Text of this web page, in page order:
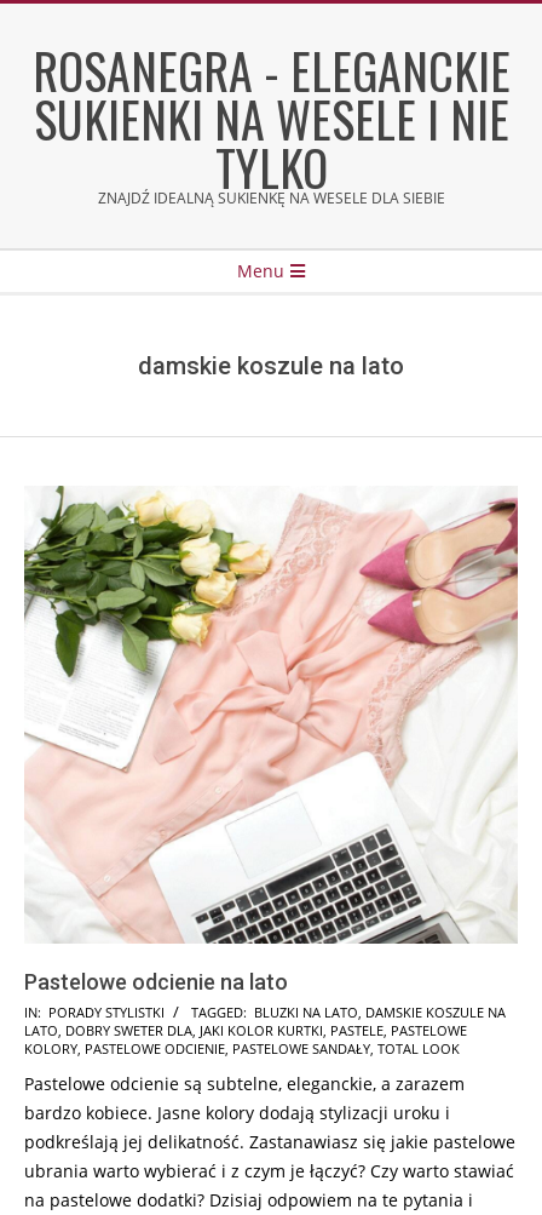
contentROSANEGRA - ELEGANCKIE
SUKIENKI NA WESELE I NIE
TYLKO
ZNAJDŹ IDEALNĄ SUKIENKĘ NA WESELE DLA SIEBIE
Menu
damskie koszule na lato
Pastelowe odcienie na lato
2025-
02-
IN: PORADY STYLISTKI TAGGED: BLUZKI NA LATO DAMSKIE KOSZULE NA
LATO DOBRY SWETER DLA JAKI KOLOR KURTKI PASTELE PASTELOWE
KOLORY PASTELOWE ODCIENIE PASTELOWE SANDAŁY TOTAL LOOK
Pastelowe odcienie są subtelne, eleganckie, a zarazem
bardzo kobiece. Jasne kolory dodają stylizacji uroku i
podkreślają jej delikatność. Zastanawiasz się jakie pastelowe
ubrania warto wybierać i z czym je łączyć? Czy warto stawiać
na pastelowe dodatki? Dzisiaj odpowiem na te pytania i